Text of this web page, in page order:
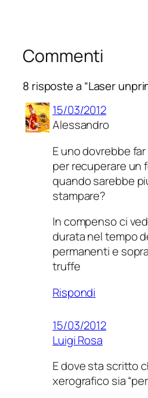
Commenti
8 risposte a “Laser
15/03/2012
Alessandro
E uno dovrebbe
per recuperare un
quando sarebbe
stampare?
In compenso ci
durata nel tempo
permanenti e
truffe
Rispondi
15/03/2012
Luigi Rosa
E dove sta scritto
xerografico sia